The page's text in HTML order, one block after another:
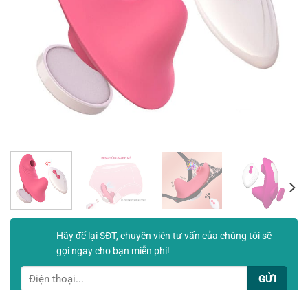
Hãy để lại SĐT, chuyên viên tư vấn của chúng tôi sẽ
gọi ngay cho bạn miễn phí!